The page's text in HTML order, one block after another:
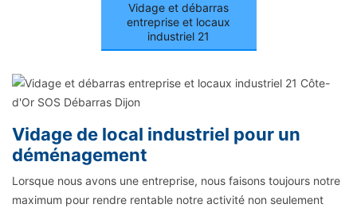
Vidage et débarras
entreprise et locaux
industriel 21
Vidage de local industriel pour un
déménagement
Lorsque nous avons une entreprise, nous faisons toujours notre
maximum pour rendre rentable notre activité non seulement